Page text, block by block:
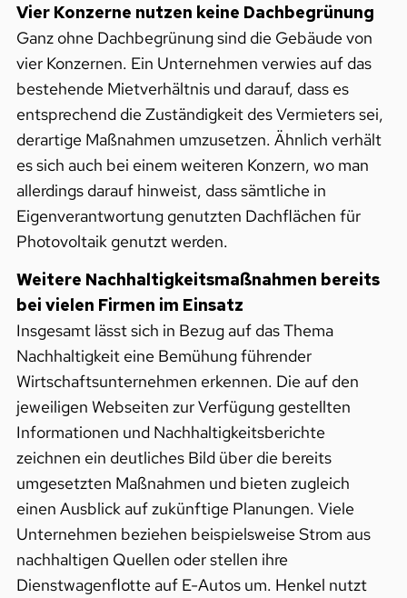
Vier Konzerne nutzen keine Dachbegrünung
Ganz ohne Dachbegrünung sind die Gebäude von
vier Konzernen. Ein Unternehmen verwies auf das
bestehende Mietverhältnis und darauf, dass es
entsprechend die Zuständigkeit des Vermieters sei,
derartige Maßnahmen umzusetzen. Ähnlich verhält
es sich auch bei einem weiteren Konzern, wo man
allerdings darauf hinweist, dass sämtliche in
Eigenverantwortung genutzten Dachflächen für
Photovoltaik genutzt werden.
Weitere Nachhaltigkeitsmaßnahmen bereits
bei vielen Firmen im Einsatz
Insgesamt lässt sich in Bezug auf das Thema
Nachhaltigkeit eine Bemühung führender
Wirtschaftsunternehmen erkennen. Die auf den
jeweiligen Webseiten zur Verfügung gestellten
Informationen und Nachhaltigkeitsberichte
zeichnen ein deutliches Bild über die bereits
umgesetzten Maßnahmen und bieten zugleich
einen Ausblick auf zukünftige Planungen. Viele
Unternehmen beziehen beispielsweise Strom aus
nachhaltigen Quellen oder stellen ihre
Dienstwagenflotte auf E-Autos um. Henkel nutzt